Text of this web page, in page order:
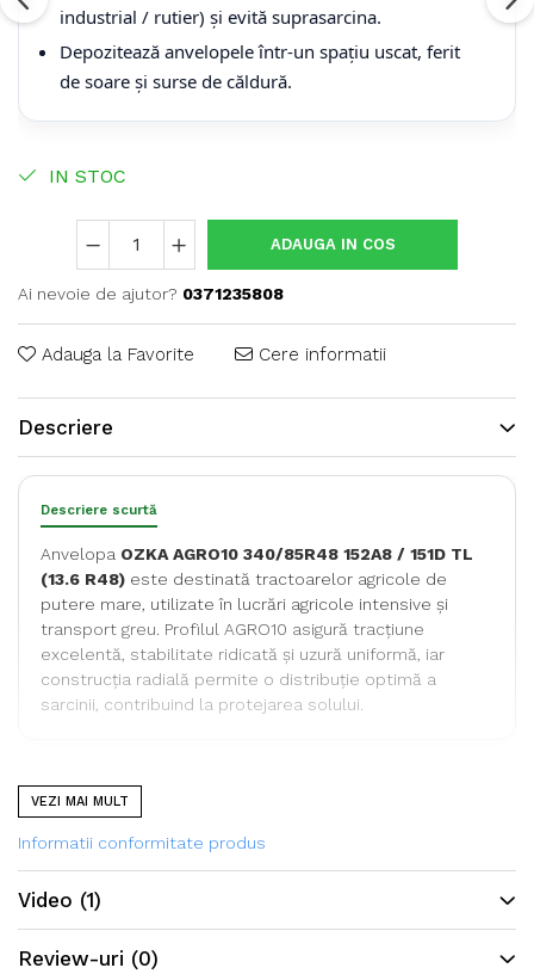
industrial / rutier) și evită suprasarcina.
Depozitează anvelopele într-un spațiu uscat, ferit
de soare și surse de căldură.
IN STOC
ADAUGA IN COS
Ai nevoie de ajutor? 0371235808
Adauga la Favorite Cere informatii
Descriere
Descriere scurtă
Anvelopa OZKA AGRO10 340/85R48 152A8 / 151D TL
(13.6 R48) este destinată tractoarelor agricole de
putere mare, utilizate în lucrări agricole intensive și
transport greu. Profilul AGRO10 asigură tracțiune
excelentă, stabilitate ridicată și uzură uniformă, iar
construcția radială permite o distribuție optimă a
sarcinii, contribuind la protejarea solului.
Specificații tehnice
Model profil
VEZI MAI MULT
Informatii conformitate produs
Video (1)
Review-uri (0)